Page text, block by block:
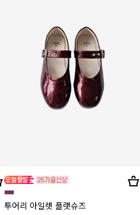
투어리 아일렛 플랫슈즈